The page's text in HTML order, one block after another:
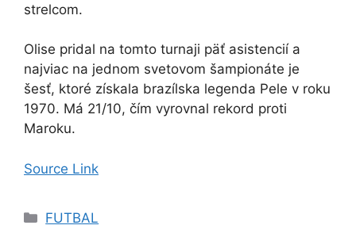
strelcom.
Olise pridal na tomto turnaji päť asistencií a
najviac na jednom svetovom šampionáte je
šesť, ktoré získala brazílska legenda Pele v roku
1970. Má 21/10, čím vyrovnal rekord proti
Maroku.
Source Link
Kategórie
FUTBAL